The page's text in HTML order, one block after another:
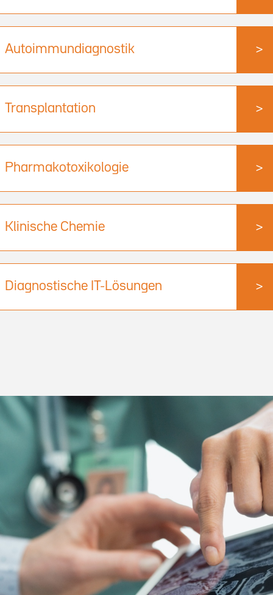
Autoimmundiagnostik >
Transplantation >
Pharmakotoxikologie >
Klinische Chemie >
Diagnostische IT-Lösungen >